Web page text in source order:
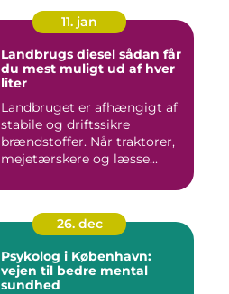
11. jan
Landbrugs diesel sådan får
du mest muligt ud af hver
liter
Landbruget er afhængigt af
stabile og driftssikre
brændstoffer. Når traktorer,
mejetærskere og læsse...
26. dec
Psykolog i København:
vejen til bedre mental
sundhed